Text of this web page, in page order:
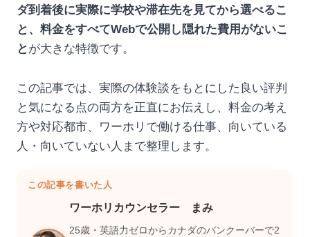
ダ到着後に実際に学校や滞在先を見てから選べるこ
と、料金をすべてWebで公開し隠れた費用がないこ
と が大きな特徴です。
この記事では、実際の体験談をもとにした良い評判
と気になる点の両方を正直にお伝えし、料金の考え
方や対応都市、ワーホリで働ける仕事、向いている
人・向いていない人まで整理します。
この記事を書いた人
ワーホリカウンセラー まみ
25歳・英語力ゼロからカナダのバンクーバーで2